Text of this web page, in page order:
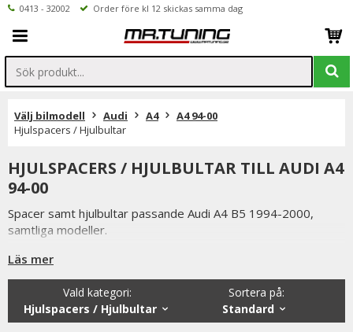
0413 - 32002 Order före kl 12 skickas samma dag
Välj bilmodell Audi A4
A4 94-00
Hjulspacers / Hjulbultar
HJULSPACERS / HJULBULTAR TILL AUDI A4
94-00
Spacer samt hjulbultar passande Audi A4 B5 1994-2000,
samtliga modeller.
vägegenskaper. Detta fyller även ut hjulhuset på ett snyggt
sätt, normalt sätt strävar man efter att fälgen ska följa
skärmkanten.
Läs mer
Sortera på:
Standard
Vald kategori:
Hjulspacers / Hjulbultar